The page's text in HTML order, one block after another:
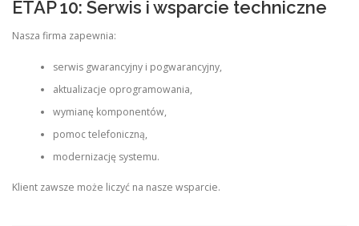
ETAP 10: Serwis i wsparcie techniczne
Nasza firma zapewnia:
serwis gwarancyjny i pogwarancyjny,
aktualizacje oprogramowania,
wymianę komponentów,
pomoc telefoniczną,
modernizację systemu.
Klient zawsze może liczyć na nasze wsparcie.